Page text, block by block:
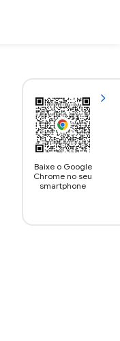
Baixe o Google
Chrome no seu
smartphone